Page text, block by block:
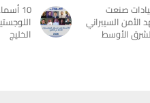
قيادات صنعت
السيبراني
الأوسط
10
الخليج